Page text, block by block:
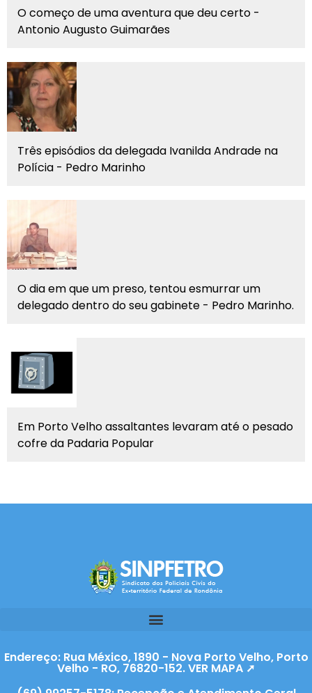
O começo de uma aventura que deu certo -
Antonio Augusto Guimarães
Três episódios da delegada Ivanilda Andrade na
Polícia - Pedro Marinho
O dia em que um preso, tentou esmurrar um
delegado dentro do seu gabinete - Pedro Marinho.
Em Porto Velho assaltantes levaram até o pesado
cofre da Padaria Popular
Endereço: Rua México, 1890 - Nova Porto Velho, Porto
Velho - RO, 76820-152. VER MAPA ➚